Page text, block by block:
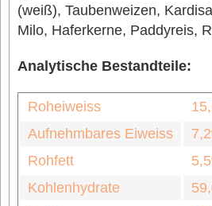
(weiß), Taubenweizen,
Milo, Haferkerne, Paddyreis,
Analytische Bestandteile:
Roheiweiss
Aufnehmbares Eiweiss
Rohfett
Kohlenhydrate